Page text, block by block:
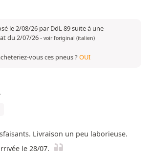
le 2/08/26 par DdL 89 suite à une
du 2/07/26- voir l'original (italien)
vous ces pneus ?OUI
Livraison un peu laborieuse.
le 28/07.